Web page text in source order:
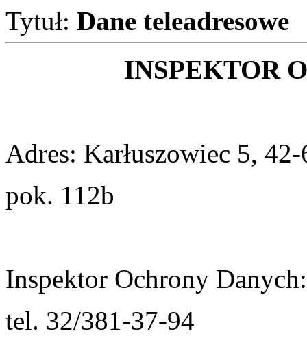
Tytuł: Dane teleadresowe
INSPEKTOR
Adres: Karłuszowiec 5,
pok. 112b
Inspektor Ochrony
tel. 32/381-37-94